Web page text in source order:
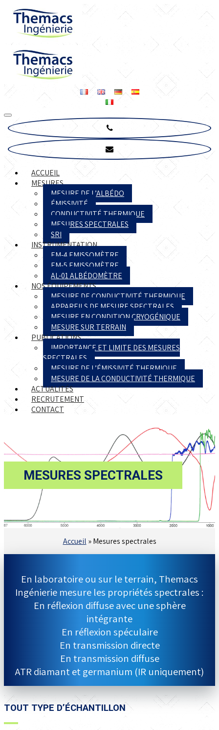
ACCUEIL
MESURES
MESURE DE L’ALBÉDO
ÉMISSIVITÉ
CONDUCTIVITÉ THERMIQUE
MESURES SPECTRALES
SRI
INSTRUMENTATION
EM-4 EMISSOMÈTRE
EM-5 EMISSOMÈTRE
AL-01 ALBÉDOMÈTRE
NOS ÉQUIPEMENTS
MESURE DE CONDUCTIVITÉ THERMIQUE
APPAREILS DE MESURE SPECTRALES
MESURE EN CONDITION CRYOGÉNIQUE
MESURE SUR TERRAIN
PUBLICATIONS
IMPORTANCE ET LIMITE DES MESURES
SPECTRALES
MESURE DE L’ÉMISSIVITÉ THERMIQUE
MESURE DE LA CONDUCTIVITÉ THERMIQUE
ACTUALITÉS
RECRUTEMENT
CONTACT
MESURES SPECTRALES
Accueil »Mesures spectrales
En laboratoire ou sur le terrain, Themacs
Ingénierie mesure les propriétés spectrales :
En réflexion diffuse avec une sphère
intégrante
En réflexion spéculaire
En transmission directe
En transmission diffuse
ATR diamant et germanium (IR uniquement)
TOUT TYPE D’ÉCHANTILLON